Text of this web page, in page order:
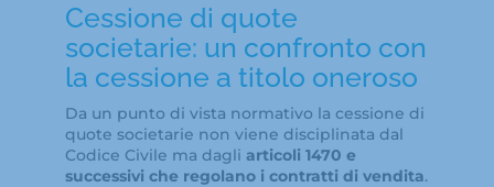
Cessione di quote
societarie: un confronto con
la cessione a titolo oneroso
Da un punto di vista normativo la cessione di
quote societarie non viene disciplinata dal
Codice Civile ma dagliarticoli 1470 e
successivi che regolano i contratti di vendita.